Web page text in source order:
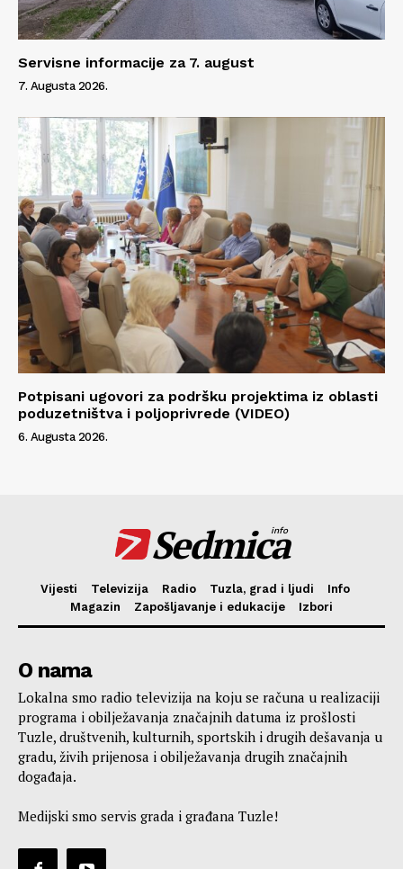
Servisne informacije za 7. august
7. Augusta 2026.
Potpisani ugovori za podršku projektima iz oblasti
poduzetništva i poljoprivrede (VIDEO)
6. Augusta 2026.
Sedmica
info
Vijesti Televizija Radio Tuzla, grad i ljudi
Info
Magazin
Zapošljavanje i edukacije Izbori
O nama
Lokalna smo radio televizija na koju se računa u realizaciji
programa i obilježavanja značajnih datuma iz prošlosti
Tuzle, društvenih, kulturnih, sportskih i drugih dešavanja u
gradu, živih prijenosa i obilježavanja drugih značajnih
događaja.
Medijski smo servis grada i građana Tuzle!